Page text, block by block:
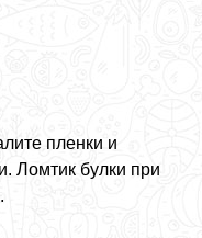
пленки и
Ломтик булки при